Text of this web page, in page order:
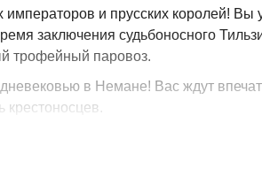
императоров и прусских королей!
заключения судьбоносного
трофейный паровоз.
в Немане! Вас ждут
крестоносцев.
купить понравившиеся с собой.